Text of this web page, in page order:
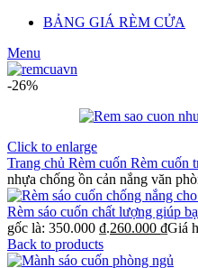
BẢNG GIÁ RÈM CỬA
Menu
-26%
Click to enlarge
Trang chủ Rèm cuốn Rèm cuốn
nhựa chống ồn cản nắng văn
Rèm sáo cuốn chất lượng giúp
gốc là: 350.000 ₫.260.000 ₫Giá
Back to products